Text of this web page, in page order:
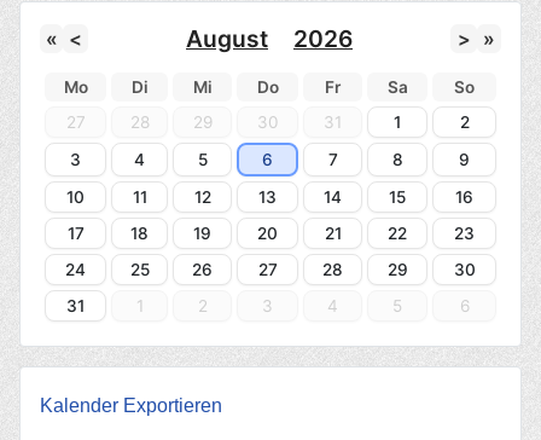
« < August 2026 > »
Mo Di Mi Do Fr Sa
So
27
28 29 30 31 1
2
3
4 5 6 7 8
9
10
11 12 13 14 15
16
17
18 19 20 21 22
23
24
25 26 27 28 29
30
31
1 2 3 4 5 6
Kalender Exportieren